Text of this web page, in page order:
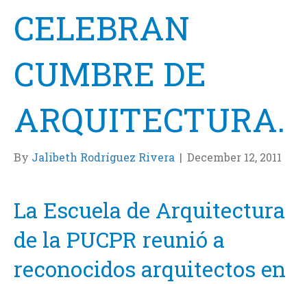
CELEBRAN
CUMBRE DE
ARQUITECTURA.
By Jalibeth Rodríguez Rivera | December 12, 2011
La Escuela de Arquitectura
de la PUCPR reunió a
reconocidos arquitectos en